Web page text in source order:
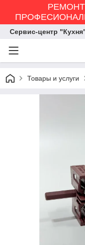
Сервис-центр
Товары и услуги